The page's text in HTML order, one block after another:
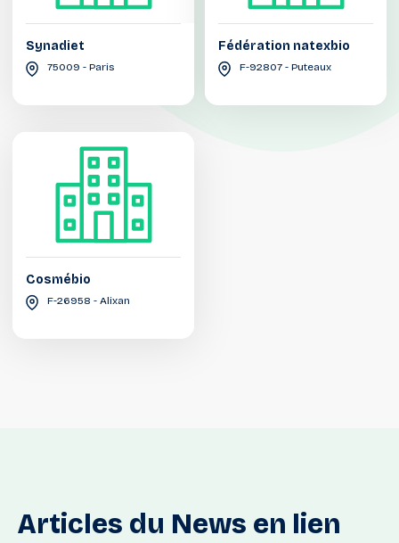
Synadiet
75009 - Paris
Fédération natexbio
F-92807 - Puteaux
Cosmébio
F-26958 - Alixan
Articles du News en lien